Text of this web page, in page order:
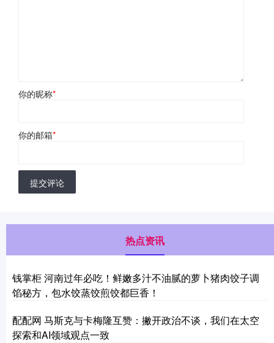
你的昵称*
你的邮箱*
提交评论
热点资讯
钱掌柜 河南过年必吃！鲜嫩多汁不油腻的萝卜猪肉饺子调
馅秘方，包水饺蒸饺煎饺都巨香！
配配网 马斯克与卡梅隆互赞：撇开政治不谈，我们在太空
探索和AI领域观点一致